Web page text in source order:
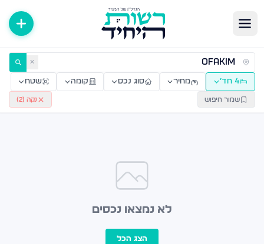
דירות למכירה ולהשכרה — רשות היחיד ✕
4 חד׳ מחיר סוג נכס קומה שטח
שמור חיפוש נקה (2
)
לא נמצאו נכסים
הצג הכל